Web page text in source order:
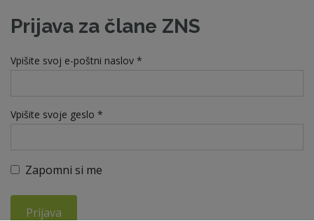
Prijava za člane ZNS
Vpišite svoj e-poštni naslov *
Vpišite svoje geslo *
Zapomni si me
Prijava